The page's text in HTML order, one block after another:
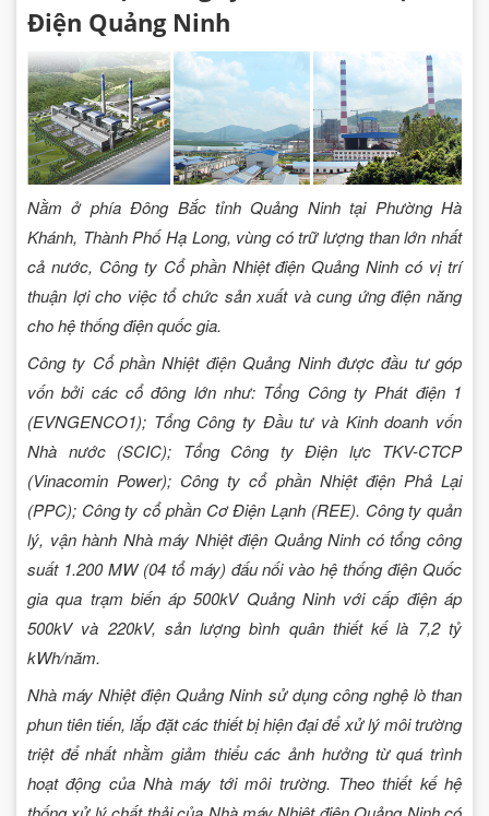
Điện Quảng Ninh
Nằm ở phía Đông Bắc tỉnh Quảng Ninh tại Phường Hà
Khánh, Thành Phố Hạ Long, vùng có trữ lượng than lớn nhất
cả nước, Công ty Cổ phần Nhiệt điện Quảng Ninh có vị trí
thuận lợi cho việc tổ chức sản xuất và cung ứng điện năng
cho hệ thống điện quốc gia.
Công ty Cổ phần Nhiệt điện Quảng Ninh được đầu tư góp
vốn bởi các cổ đông lớn như: Tổng Công ty Phát điện 1
(EVNGENCO1); Tổng Công ty Đầu tư và Kinh doanh vốn
Nhà nước (SCIC); Tổng Công ty Điện lực TKV-CTCP
(Vinacomin Power); Công ty cổ phần Nhiệt điện Phả Lại
(PPC); Công ty cổ phần Cơ Điện Lạnh (REE). Công ty quản
lý, vận hành Nhà máy Nhiệt điện Quảng Ninh có tổng công
suất 1.200 MW (04 tổ máy) đấu nối vào hệ thống điện Quốc
gia qua trạm biến áp 500kV Quảng Ninh với cấp điện áp
500kV và 220kV, sản lượng bình quân thiết kế là 7,2 tỷ
kWh/năm.
Nhà máy Nhiệt điện Quảng Ninh sử dụng công nghệ lò than
phun tiên tiến, lắp đặt các thiết bị hiện đại để xử lý môi trường
triệt để nhất nhằm giảm thiểu các ảnh hưởng từ quá trình
hoạt động của Nhà máy tới môi trường. Theo thiết kế hệ